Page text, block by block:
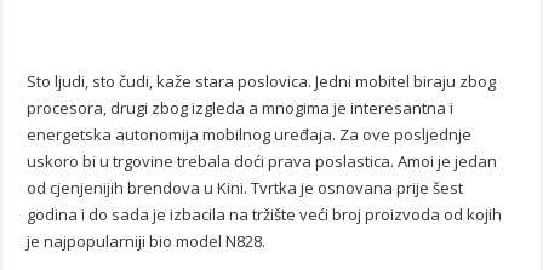
Sto ljudi, sto čudi, kaže stara poslovica. Jedni mobitel biraju zbog
procesora, drugi zbog izgleda a mnogima je interesantna i
energetska autonomija mobilnog uređaja. Za ove posljednje
uskoro bi u trgovine trebala doći prava poslastica. Amoi je jedan
od cjenjenijih brendova u Kini. Tvrtka je osnovana prije šest
godina i do sada je izbacila na tržište veći broj proizvoda od kojih
je najpopularniji bio model N828.